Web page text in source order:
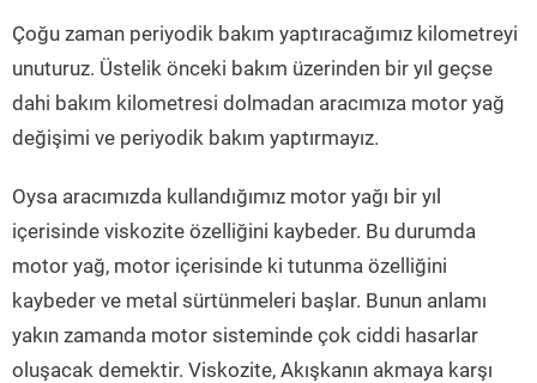
Çoğu zaman periyodik bakım yaptıracağımız kilometreyi
unuturuz. Üstelik önceki bakım üzerinden bir yıl geçse
dahi bakım kilometresi dolmadan aracımıza motor yağ
değişimi ve periyodik bakım yaptırmayız.
Oysa aracımızda kullandığımız motor yağı bir yıl
içerisinde viskozite özelliğini kaybeder. Bu durumda
motor yağ, motor içerisinde ki tutunma özelliğini
kaybeder ve metal sürtünmeleri başlar. Bunun anlamı
yakın zamanda motor sisteminde çok ciddi hasarlar
oluşacak demektir. Viskozite, Akışkanın akmaya karşı